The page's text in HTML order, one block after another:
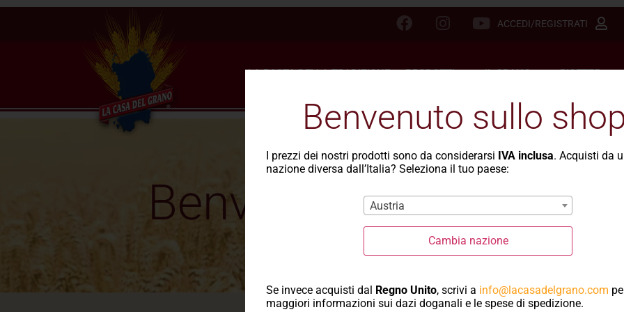
ACCEDI/REGISTRATI
LA PASTA DELLA TRADIZIONE PRODOTTI IL GRANO RICETTE
Benvenuto nel
Benvenuto sullo
I prezzi dei nostri prodotti sono da considerarsi IVA inclusa. Acquisti da
nazione diversa dall’Italia? Seleziona il tuo paese:
Austria
Cambia nazione
Se invece acquisti dal Regno Unito, scrivi a info@lacasadelgrano.com
maggiori informazioni sui dazi doganali e le spese di spedizione.